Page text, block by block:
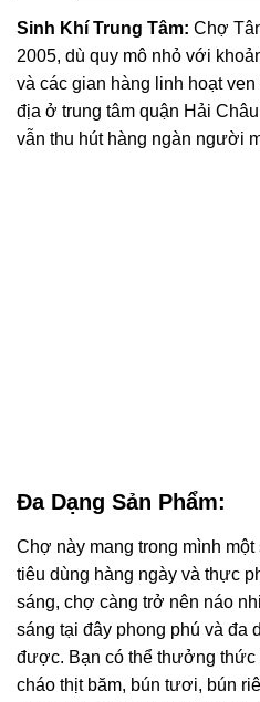
Sinh Khí Trung Tâm: Chợ
2005, dù quy mô nhỏ với
và các gian hàng linh hoạt
địa ở trung tâm quận Hải
vẫn thu hút hàng ngàn người
Đa Dạng Sản Phẩm:
Chợ này mang trong mình
tiêu dùng hàng ngày và thực
sáng, chợ càng trở nên náo
sáng tại đây phong phú và đa
được. Bạn có thể thưởng thức
cháo thịt băm, bún tươi, bún